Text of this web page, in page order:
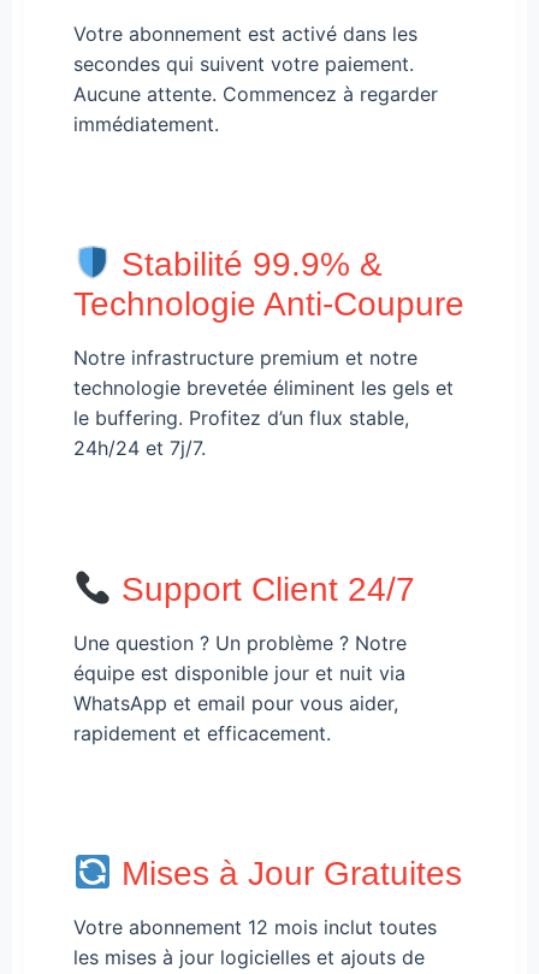
Votre abonnement est activé dans les
secondes qui suivent votre paiement.
Aucune attente. Commencez à regarder
immédiatement.
Stabilité 99.9% &
Technologie Anti-Coupure
Notre infrastructure premium et notre
technologie brevetée éliminent les gels et
le buffering. Profitez d’un flux stable,
24h/24 et 7j/7.
Support Client 24/7
Une question ? Un problème ? Notre
équipe est disponible jour et nuit via
WhatsApp et email pour vous aider,
rapidement et efficacement.
Mises à Jour Gratuites
Votre abonnement 12 mois inclut toutes
les mises à jour logicielles et ajouts de